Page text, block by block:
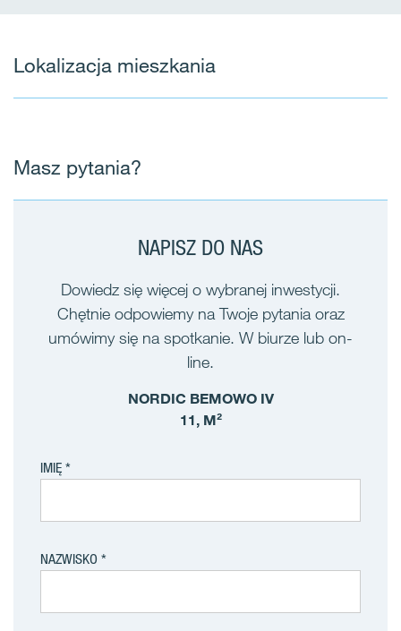
Lokalizacja mieszkania
Masz pytania?
NAPISZ DO NAS
Dowiedz się więcej o wybranej inwestycji.
Chętnie odpowiemy na Twoje pytania oraz
umówimy się na spotkanie. W biurze lub on-
line.
NORDIC BEMOWO IV
11, M²
IMIĘ
NAZWISKO